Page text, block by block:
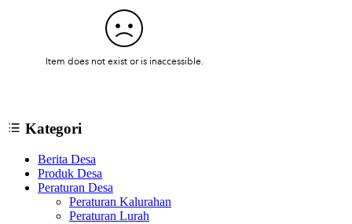
Kategori
Berita Desa
Produk Desa
Peraturan Desa
Peraturan Kalurahan
Peraturan Lurah